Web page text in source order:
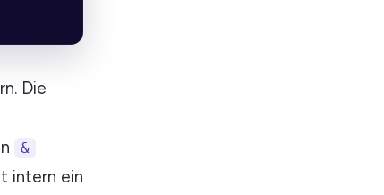
Die
&
intern ein